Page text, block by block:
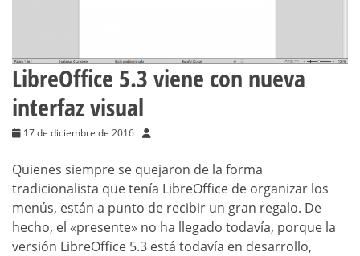
LibreOffice 5.3 viene con nueva
interfaz visual
17 de diciembre de 2016
Quienes siempre se quejaron de la forma
tradicionalista que tenía LibreOffice de organizar los
menús, están a punto de recibir un gran regalo. De
hecho, el «presente» no ha llegado todavía, porque la
versión LibreOffice 5.3 está todavía en desarrollo,